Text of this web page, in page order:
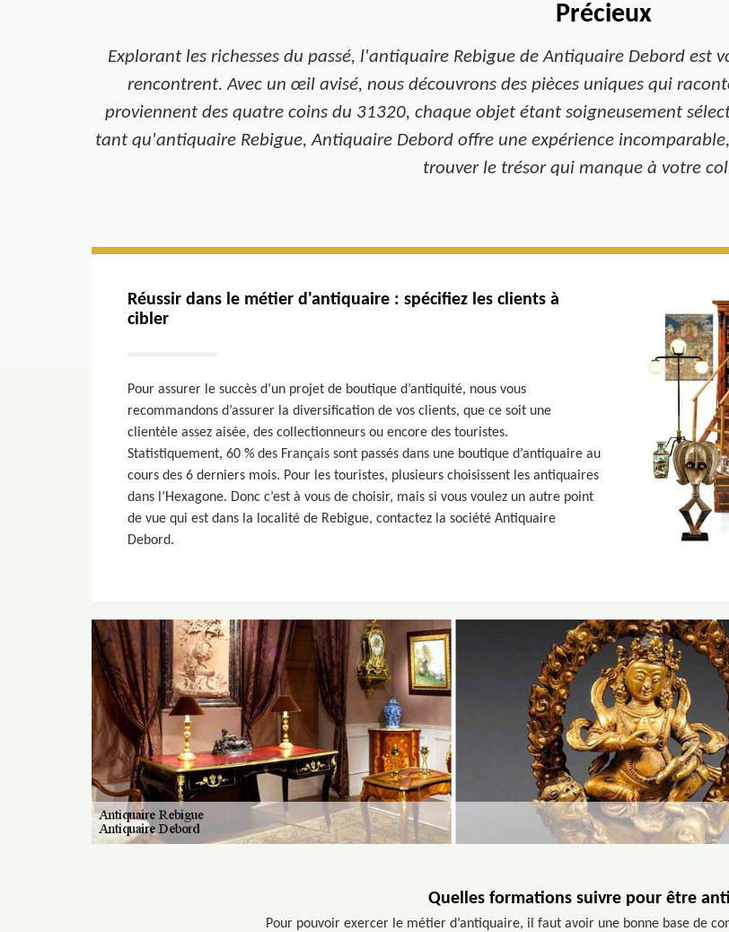
Précieux
Explorant les richesses du passé, l'antiquaire Rebigue de Antiquaire Debord
rencontrent. Avec un œil avisé, nous découvrons des pièces uniques qui
proviennent des quatre coins du 31320, chaque objet étant soigneusement
tant qu'antiquaire Rebigue, Antiquaire Debord offre une expérience
trouver le trésor qui manque à votre
Réussir dans le métier d'antiquaire : spécifiez les clients à
cibler
Pour assurer le succès d’un projet de boutique d’antiquité, nous vous
recommandons d’assurer la diversification de vos clients, que ce soit une
clientèle assez aisée, des collectionneurs ou encore des touristes.
Statistiquement, 60 % des Français sont passés dans une boutique d’antiquaire au
cours des 6 derniers mois. Pour les touristes, plusieurs choisissent les antiquaires
dans l’Hexagone. Donc c’est à vous de choisir, mais si vous voulez un autre point
de vue qui est dans la localité de Rebigue, contactez la société Antiquaire
Debord.
Quelles formations suivre pour être
Pour pouvoir exercer le métier d’antiquaire, il faut avoir une bonne base de